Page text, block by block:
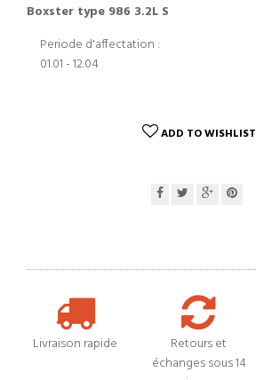
Boxster type 986 3.2L S
Periode d'affectation :
01.01 - 12.04
ADD TO WISHLIST
Livraison rapide
Retours et
échanges sous 14